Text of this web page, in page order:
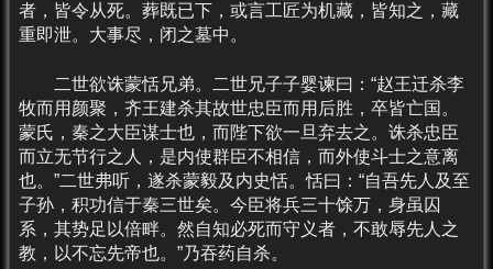
者，皆令从死。葬既已下，或言工匠为机藏，皆知之，藏
重即泄。大事尽，闭之墓中。
二世欲诛蒙恬兄弟。二世兄子子婴谏曰：“赵王迁杀李
牧而用颜聚，齐王建杀其故世忠臣而用后胜，卒皆亡国。
蒙氏，秦之大臣谋士也，而陛下欲一旦弃去之。诛杀忠臣
而立无节行之人，是内使群臣不相信，而外使斗士之意离
也。”二世弗听，遂杀蒙毅及内史恬。恬曰：“自吾先人及至
子孙，积功信于秦三世矣。今臣将兵三十馀万，身虽囚
系，其势足以倍畔。然自知必死而守义者，不敢辱先人之
教，以不忘先帝也。”乃吞药自杀。